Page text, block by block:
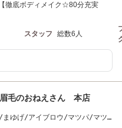
徹底ボディメイク☆80分充実
スタッフ 総数6人
眉毛のおねえさん 本店
まゆげ/アイブロウ/マツパ/マツ